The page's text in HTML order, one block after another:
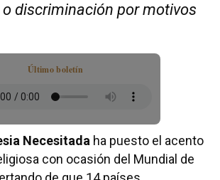
discriminación por motivos
Último boletín
Necesitada ha puesto el acento
con ocasión del Mundial de